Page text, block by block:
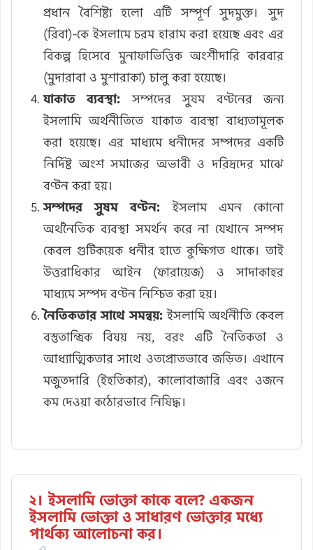
প্রধান বৈশিষ্ট্য হলো এটি সম্পূর্ণ সুদমুক্ত। সুদ
(রিবা)-কে ইসলামে চরম হারাম করা হয়েছে এবং এর
বিকল্প হিসেবে মুনাফাভিত্তিক অংশীদারি কারবার
(মুদারাবা ও মুশারাকা) চালু করা হয়েছে।
যাকাত ব্যবস্থা: সম্পদের সুষম বণ্টনের জন্য
ইসলামি অর্থনীতিতে যাকাত ব্যবস্থা বাধ্যতামূলক
করা হয়েছে। এর মাধ্যমে ধনীদের সম্পদের একটি
নির্দিষ্ট অংশ সমাজের অভাবী ও দরিদ্রদের মাঝে
বণ্টন করা হয়।
সম্পদের সুষম বণ্টন: ইসলাম এমন কোনো
অর্থনৈতিক ব্যবস্থা সমর্থন করে না যেখানে সম্পদ
কেবল গুটিকয়েক ধনীর হাতে কুক্ষিগত থাকে। তাই
উত্তরাধিকার আইন (ফারায়েজ) ও সাদাকাহর
মাধ্যমে সম্পদ বণ্টন নিশ্চিত করা হয়।
নৈতিকতার সাথে সমন্বয়: ইসলামি অর্থনীতি কেবল
বস্তুতান্ত্রিক বিষয় নয়, বরং এটি নৈতিকতা ও
আধ্যাত্মিকতার সাথে ওতপ্রোতভাবে জড়িত। এখানে
মজুতদারি (ইহতিকার), কালোবাজারি এবং ওজনে
কম দেওয়া কঠোরভাবে নিষিদ্ধ।
২। ইসলামি ভোক্তা কাকে বলে? একজন
ইসলামি ভোক্তা ও সাধারণ ভোক্তার মধ্যে
পার্থক্য আলোচনা কর।